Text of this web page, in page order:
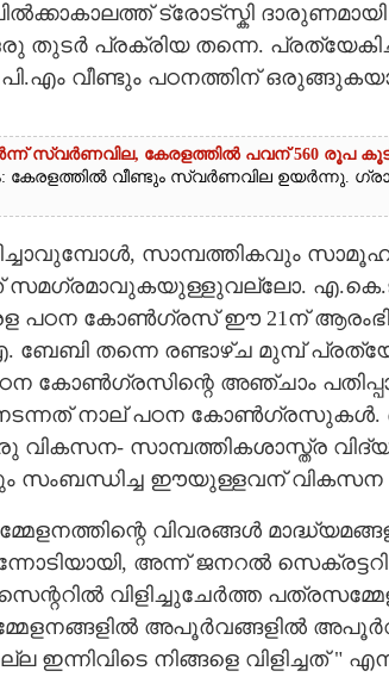
ട്രോട്സ്കി
പ്രക്രിയ തന്നെ. പ്രത്യേകിച്ച്
വീണ്ടും പഠനത്തിന്
സ്വർണവില, കേരളത്തിൽ പവന് 560 രൂപ
വീണ്ടും സ്വർണവില ഉയർന്നു.
സാമ്പത്തികവും
എ.കെ.ജി
പഠന കോൺഗ്രസ്‌ ഈ 21ന്
ബേബി തന്നെ രണ്ടാഴ്ച മുമ്പ്
പഠന കോൺഗ്രസിന്റെ അഞ്ചാം
നടന്നത് നാല് പഠന
വികസന- സാമ്പത്തികശാസ്ത്ര
ഈയുള്ളവന് വികസന
വിവരങ്ങൾ
അന്ന് ജനറൽ
സെന്ററിൽ വിളിച്ചുചേർത്ത
അപൂർവങ്ങളിൽ
ഇന്നിവിടെ നിങ്ങളെ വിളിച്ചത് "